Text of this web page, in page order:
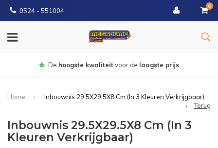
0524 - 551004
0
Gratisbezorgd vanaf €150
Home
Inbouwnis 29.5X29.5X8 Cm (In 3 Kleuren Verkrijgbaar)
Terug
Inbouwnis 29.5X29.5X8 Cm (In 3
Kleuren Verkrijgbaar)